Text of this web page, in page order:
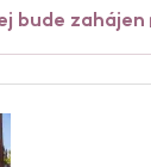
bude zahájen